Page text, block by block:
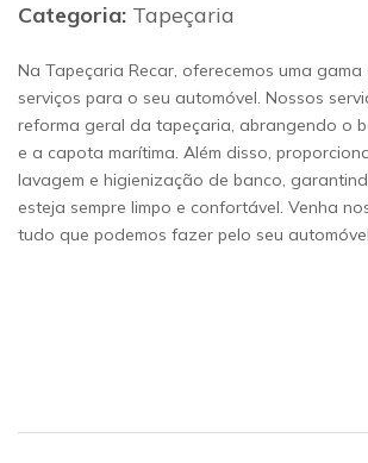
Categoria: Tapeçaria
Na Tapeçaria Recar, oferecemos uma gama
serviços para o seu automóvel. Nossos
reforma geral da tapeçaria, abrangendo o
e a capota marítima. Além disso,
lavagem e higienização de banco,
esteja sempre limpo e confortável. Venha
tudo que podemos fazer pelo seu